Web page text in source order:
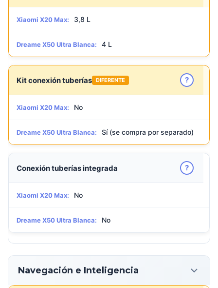
Xiaomi X20 Max: 3,8 L
Dreame X50 Ultra Blanca: 4 L
Kit conexión tuberías DIFERENTE ?
Xiaomi X20 Max: No
Dreame X50 Ultra Blanca: Sí (se compra por separado)
Conexión tuberías integrada ?
Xiaomi X20 Max: No
Dreame X50 Ultra Blanca: No
Navegación e Inteligencia